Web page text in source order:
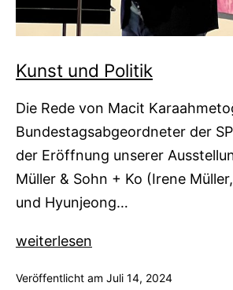
Kunst und Politik
Die Rede von Macit
Bundestagsabgeordneter der
der Eröffnung unserer
Müller & Sohn + Ko (Irene
und Hyunjeong…
Kunst
Politik
weiterlesen
Veröffentlicht am Juli 14, 2024